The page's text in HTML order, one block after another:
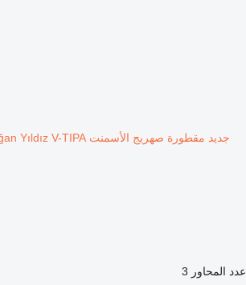
جديد مقطورة صهريج الأسمنت Doğan Yıldız V-TIPA
عدد المحاور 3